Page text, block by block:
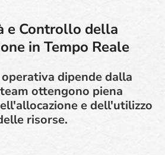
e Controllo della
in Tempo Reale
operativa dipende dalla
ottengono piena
e dell'utilizzo
risorse.